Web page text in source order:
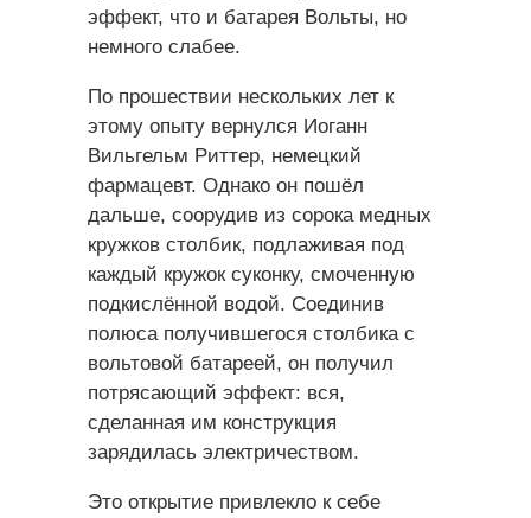
эффект, что и батарея Вольты, но
немного слабее.
По прошествии нескольких лет к
этому опыту вернулся Иоганн
Вильгельм Риттер, немецкий
фармацевт. Однако он пошёл
дальше, соорудив из сорока медных
кружков столбик, подлаживая под
каждый кружок суконку, смоченную
подкислённой водой. Соединив
полюса получившегося столбика с
вольтовой батареей, он получил
потрясающий эффект: вся,
сделанная им конструкция
зарядилась электричеством.
Это открытие привлекло к себе